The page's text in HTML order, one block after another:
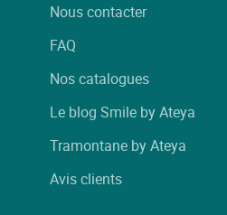
Nous contacter
FAQ
Nos catalogues
Le blog Smile by Ateya
Tramontane by Ateya
Avis clients